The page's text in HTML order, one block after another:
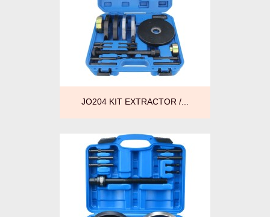
JO204 KIT EXTRACTOR /...